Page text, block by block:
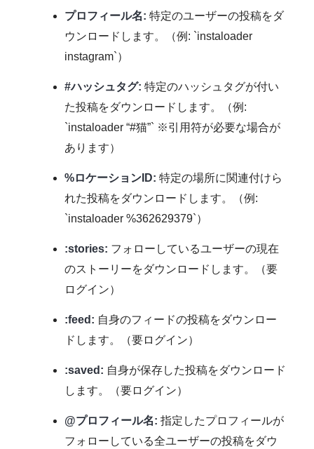
プロフィール名: 特定のユーザーの投稿をダ
ウンロードします。（例: `instaloader
instagram`）
#ハッシュタグ: 特定のハッシュタグが付い
た投稿をダウンロードします。（例:
`instaloader “#猫”` ※引用符が必要な場合が
あります）
%ロケーションID: 特定の場所に関連付けら
れた投稿をダウンロードします。（例:
`instaloader %362629379`）
:stories: フォローしているユーザーの現在
のストーリーをダウンロードします。（要
ログイン）
:feed: 自身のフィードの投稿をダウンロー
ドします。（要ログイン）
:saved: 自身が保存した投稿をダウンロード
します。（要ログイン）
@プロフィール名: 指定したプロフィールが
フォローしている全ユーザーの投稿をダウ